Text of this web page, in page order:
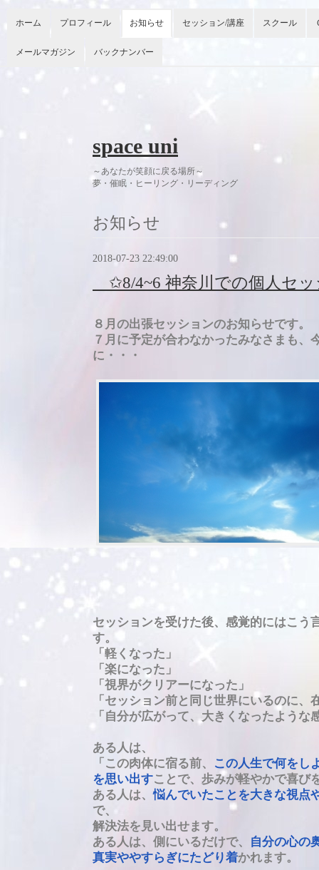
ホーム プロフィール お知らせ セッション/講座 スクール
メールマガジン バックナンバー
space uni
～あなたが笑顔に戻る場所～
夢・催眠・ヒーリング・リーディング 今
お知らせ
2018-07-23 22:49:00
✩8/4~6 神奈川での個人セ
８月の出張セッションのお知らせです。
７月に予定が合わなかったみなさまも、
に・・・
セッションを受けた後、感覚的にはこう
す。
「軽くなった」
「楽になった」
「視界がクリアーになった」
「セッション前と同じ世界にいるのに、
「自分が広がって、大きくなったような
ある人は、
「この肉体に宿る前、
この人生で何をし
を思い出すことで、歩みが軽やかで喜び
ある人は、悩んでいたことを大きな視点
で、
解決法を見い出せます。
ある人は、 側にいるだけで、
自分の心の
真実ややすらぎにたどり着かれます。